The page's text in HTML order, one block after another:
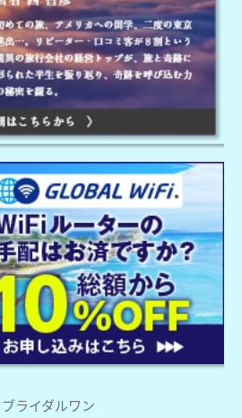
ブライダルワン